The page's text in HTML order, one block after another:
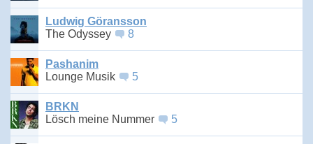
Ludwig Göransson
The Odyssey
8
Pashanim
Lounge Musik
5
BRKN
Lösch meine Nummer
5